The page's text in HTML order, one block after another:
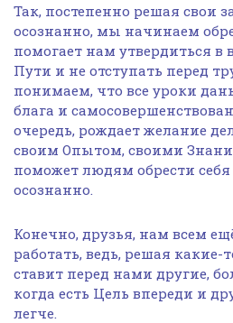
Так, постепенно решая свои
осознанно, мы начинаем
помогает нам утвердиться
Пути и не отступать перед
понимаем, что все уроки
блага и
очередь, рождает желание
своим Опытом, своими
поможет людям обрести себя
осознанно.
Конечно, друзья, нам всем
работать, ведь, решая
ставит перед нами другие,
когда есть Цель впереди и
легче.